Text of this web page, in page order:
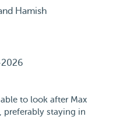
Hamish
to look after Max
preferably staying in